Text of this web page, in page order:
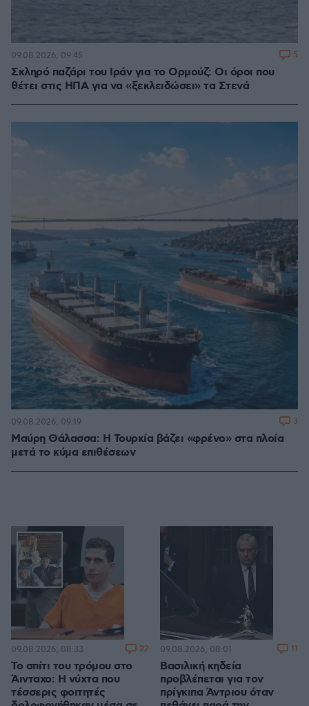
Σκληρό παζάρι του Ιράν για το Ορμούζ: Οι όροι που
θέτει στις ΗΠΑ για να «ξεκλειδώσει» τα Στενά
09.08.2026, 09:45 5
Μαύρη Θάλασσα: Η Τουρκία βάζει «φρένο» στα πλοία
μετά το κύμα επιθέσεων
09.08.2026, 09:19 3
Το σπίτι του τρόμου στο
Άινταχο: Η νύχτα που
τέσσερις φοιτητές
09.08.2026, 08:33 22
Βασιλική κηδεία
προβλέπεται για τον
πρίγκιπα Άντριου όταν
09.08.2026, 08:01 11